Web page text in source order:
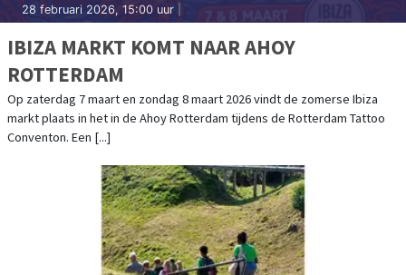
28 februari 2026, 15:00 uur
IBIZA MARKT KOMT NAAR AHOY
ROTTERDAM
Op zaterdag 7 maart en zondag 8 maart 2026 vindt de zomerse Ibiza
markt plaats in het in de Ahoy Rotterdam tijdens de Rotterdam Tattoo
Conventon. Een [...]